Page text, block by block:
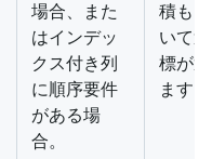
場合、また
はインデッ
クス付き列
に順序要件
がある場
合。
積も
いて
標が
ます。